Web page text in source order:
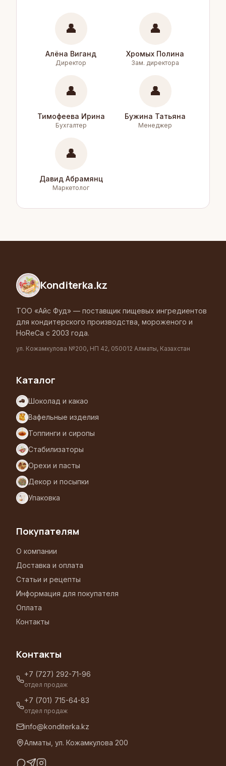
👤
Алёна Виганд
Директор
👤
Хромых Полина
Зам. директора
👤
Тимофеева Ирина
Бухгалтер
👤
Бужина Татьяна
Менеджер
👤
Давид Абрамянц
Маркетолог
Konditerka.kz
ТОО «Айс Фуд» — поставщик пищевых ингредиентов
для кондитерского производства, мороженого и
HoReCa с 2003 года.
ул. Кожамкулова №200, НП 42, 050012 Алматы, Казахстан
Каталог
Шоколад и какао
Вафельные изделия
Топпинги и сиропы
Стабилизаторы
Орехи и пасты
Декор и посыпки
Упаковка
Покупателям
О компании
Доставка и оплата
Статьи и рецепты
Информация для покупателя
Оплата
Контакты
Контакты
+7 (727) 292-71-96
отдел продаж
+7 (701) 715-64-83
отдел продаж
info@konditerka.kz
Алматы, ул. Кожамкулова 200